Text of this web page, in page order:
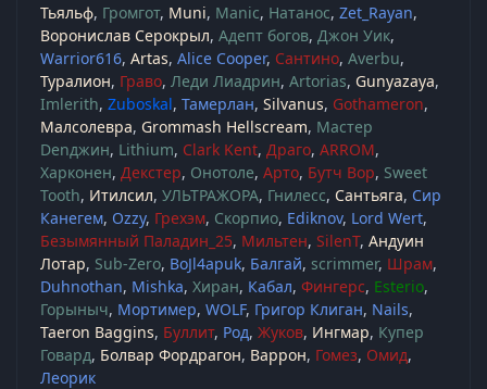
Тьяльф Громгот Muni Manic Натанос Zet_Rayan
Воронислав Серокрыл Адепт богов Джон Уик
Warrior616 Artas Alice Cooper Сантино Averbu
Туралион Граво Леди Лиадрин Artorias Gunyazaya
Imlerith Zuboskal Тамерлан Silvanus Gothameron
Малсолевра Grommash Hellscream Мастер
Denджин Lithium Clark Kent Драго ARROM
Харконен Декстер Онотоле Арто Бутч Вор Sweet
Tooth Итилсил УЛЬТРАЖОРА Гнилесс Сантьяга Сир
Канегем Ozzy Грехэм Скорпио Ediknov Lord Wert
Безымянный Паладин_25 Мильтен SilenT Андуин
Лотар Sub-Zero BoJl4apuk Балгай scrimmer Шрам
Duhnothan Mishka Хиран Кабал Фингерс Esterio
Горыныч Мортимер WOLF Григор Клиган Nails
Taeron Baggins Буллит Род Жуков Ингмар Купер
Говард Болвар Фордрагон Варрон Гомез Омид
Леорик